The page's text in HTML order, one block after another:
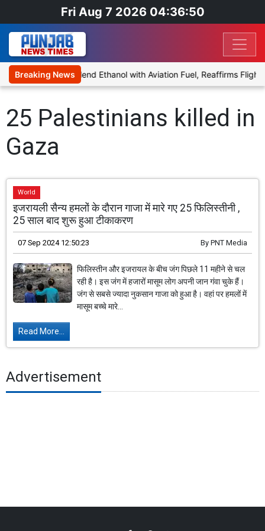
Fri Aug 7 2026 04:36:50
Breaking News
Proposal to Blend Ethanol with Aviation Fuel, Reaffirms Flight
25 Palestinians killed in
Gaza
World
इजरायली सैन्य हमलों के दौरान गाजा में मारे गए 25 फिलिस्तीनी ,
25 साल बाद शुरू हुआ टीकाकरण
07 Sep 2024 12:50:23 By PNT Media
फिलिस्तीन और इजरायल के बीच जंग पिछले 11 महीने से चल
रही है। इस जंग में हजारों मासूम लोग अपनी जान गंवा चुके हैं।
जंग से सबसे ज्यादा नुकसान गाजा को हुआ है। वहां पर हमलों में
मासूम बच्चे मारे...
Read More...
Advertisement